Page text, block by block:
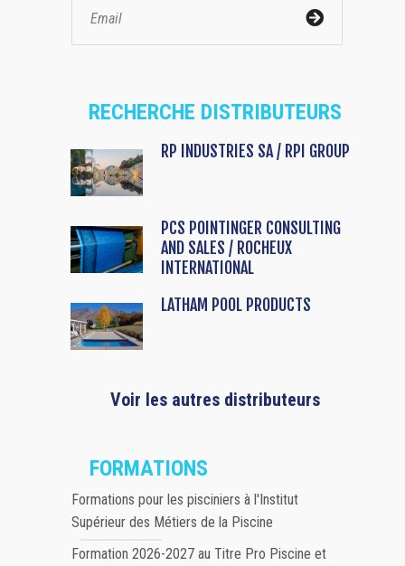
RECHERCHE DISTRIBUTEURS
RP INDUSTRIES SA / RPI GROUP
PCS POINTINGER CONSULTING
AND SALES / ROCHEUX
INTERNATIONAL
LATHAM POOL PRODUCTS
Voir les autres distributeurs
FORMATIONS
Formations pour les pisciniers à l'Institut
Supérieur des Métiers de la Piscine
Formation 2026-2027 au Titre Pro Piscine et